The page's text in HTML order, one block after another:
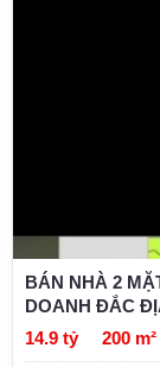
BÁN NHÀ 2
DOANH ĐẮC
14.9 tỷ
200 m²